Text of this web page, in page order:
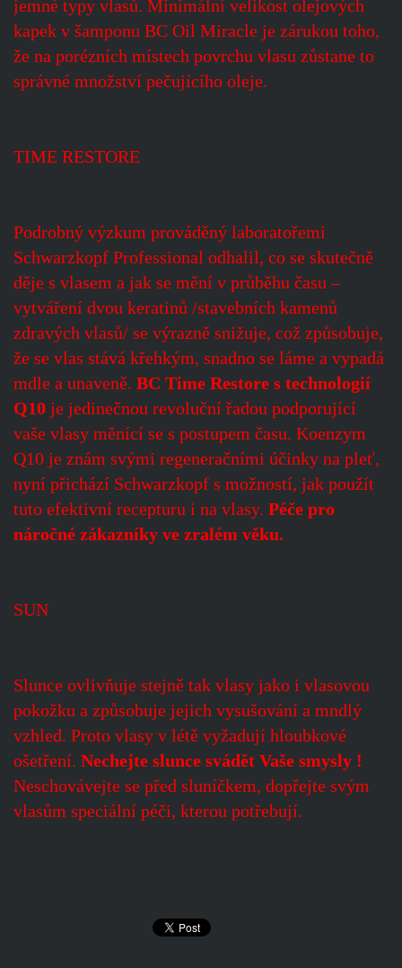
jemné typy vlasů. Minimální velikost olejových
kapek v šamponu BC Oil Miracle je zárukou toho,
že na porézních místech povrchu vlasu zůstane to
správné množství pečujícího oleje.
TIME RESTORE
Podrobný výzkum prováděný laboratořemi
Schwarzkopf Professional odhalil, co se skutečně
děje s vlasem a jak se mění v průběhu času –
vytváření dvou keratinů /stavebních kamenů
zdravých vlasů/ se výrazně snižuje, což způsobuje,
že se vlas stává křehkým, snadno se láme a vypadá
mdle a unaveně. BC Time Restore s technologií
Q10je jedinečnou revoluční řadou podporující
vaše vlasy měnící se s postupem času. Koenzym
Q10 je znám svými regeneračními účinky na pleť,
nyní přichází Schwarzkopf s možností, jak použít
tuto efektivní recepturu i na vlasy. Péče pro
náročné zákazníky ve zralém věku.
SUN
Slunce ovlivňuje stejně tak vlasy jako i vlasovou
pokožku a způsobuje jejich vysušování a mndlý
vzhled. Proto vlasy v létě vyžadují hloubkové
ošetření. Nechejte slunce svádět Vaše smysly !
Neschovávejte se před sluníčkem, dopřejte svým
vlasům speciální péči, kterou potřebují.